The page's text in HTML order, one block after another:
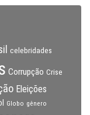
celebridades
Corrupção Crise
Eleições
Globo gênero